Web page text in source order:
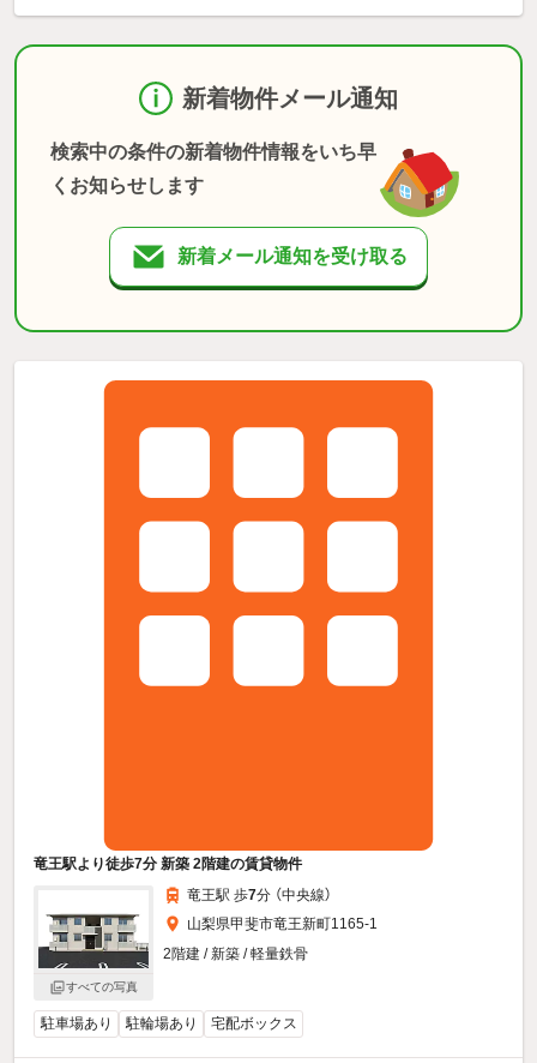
新着物件メール通知
検索中の条件の新着物件情報をいち早
くお知らせします
新着メール通知を受け取る
竜王駅より徒歩7分 新築 2階建の賃貸物件
すべての写真
竜王駅 歩7分 （中央線）
山梨県甲斐市竜王新町1165-1
2階建 / 新築 / 軽量鉄骨
駐車場あり 駐輪場あり 宅配ボックス